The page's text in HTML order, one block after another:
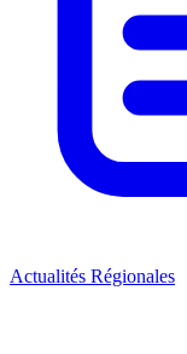
Actualités Régionales